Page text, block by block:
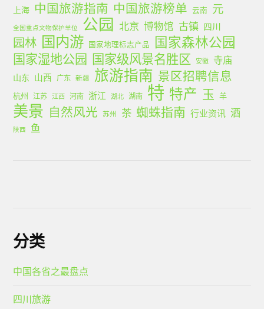
上海 中国旅游指南 中国旅游榜单 云南 元
全国重点文物保护单位 公园 北京 博物馆 古镇 四川
园林 国内游 国家地理标志产品 国家森林公园
国家湿地公园 国家级风景名胜区 安徽 寺庙
山东 山西 广东 新疆 旅游指南 景区招聘信息
杭州 江苏 江西 河南 浙江 湖北 湖南 特 特产 玉 羊
美景 自然风光 苏州 茶 蜘蛛指南 行业资讯 酒
陕西 鱼
分类
中国各省之最盘点
四川旅游